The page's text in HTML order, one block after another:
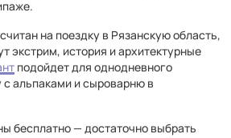
на поездку в Рязанскую область,
экстрим, история и архитектурные
подойдет для однодневного
альпаками и сыроварню в
бесплатно — достаточно выбрать